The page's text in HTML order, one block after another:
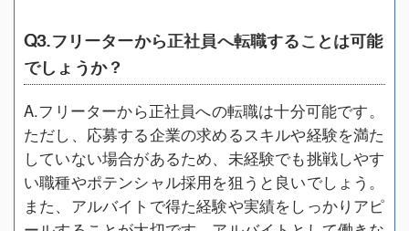
Q3.フリーターから正社員へ転職することは可能
でしょうか？
A.フリーターから正社員への転職は十分可能です。
ただし、応募する企業の求めるスキルや経験を満た
していない場合があるため、未経験でも挑戦しやす
い職種やポテンシャル採用を狙うと良いでしょう。
また、アルバイトで得た経験や実績をしっかりアピ